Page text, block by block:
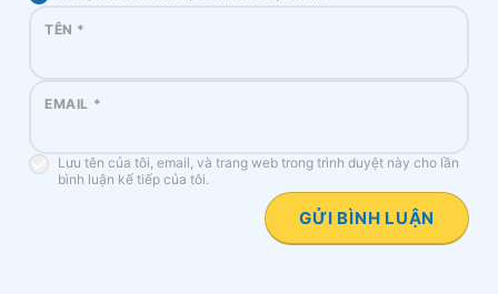
TÊN *
EMAIL *
Lưu tên của tôi, email, và trang web trong trình duyệt này cho lần
bình luận kế tiếp của tôi.